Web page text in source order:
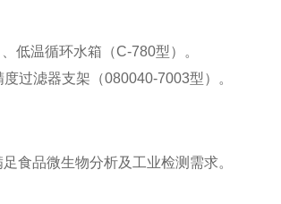
低温循环水箱（C-780型）。
过滤器支架（080040-7003型）‌。
食品微生物分析及工业检测需求‌。